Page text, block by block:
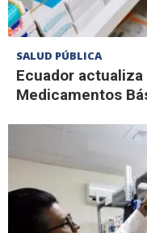
SALUD PÚBLICA
Ecuador
Medicamentos